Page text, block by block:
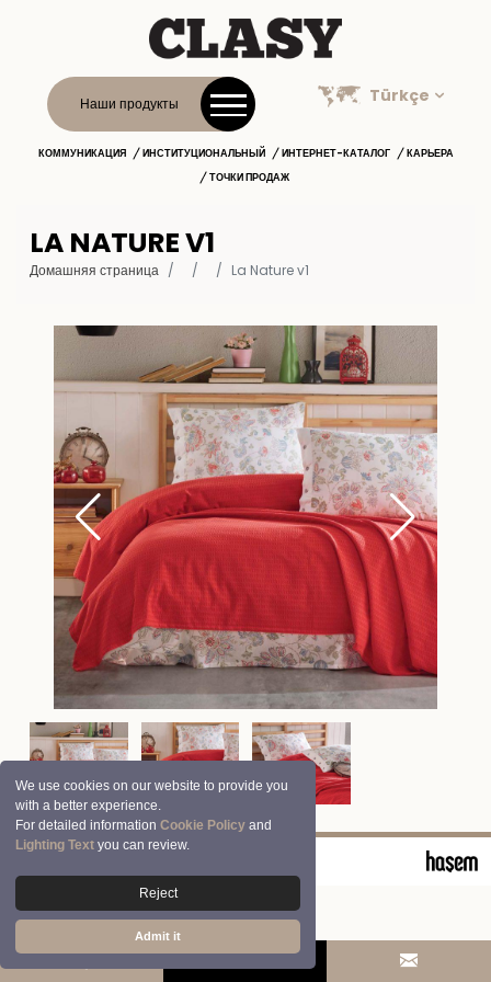
We use cookies on our website to provide you
with a better experience.
For detailed informationCookie Policy and
Lighting Text you can review.
Reject
Admit it
Наши продукты Türkçe
КОММУНИКАЦИЯ ИНСТИТУЦИОНАЛЬНЫЙ ИНТЕРНЕТ-КАТАЛОГ
КАРЬЕРА
ТОЧКИ ПРОДАЖ
LA NATURE V1
Домашняя страница La Nature v1